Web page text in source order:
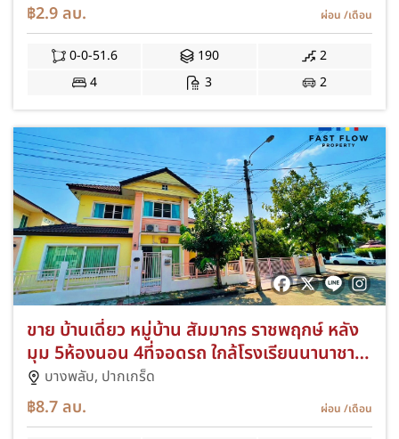
฿2.9ลบ. ผ่อน /เดือน
0-0-51.6 190
2
4
3 2
ขาย บ้านเดี่ยว หมู่บ้าน สัมมากร ราชพฤกษ์ หลัง
มุม 5ห้องนอน 4ที่จอดรถ ใกล้โรงเรียนนานาชาติ
เด่นหล้า DBS
บางพลับ, ปากเกร็ด
฿8.7ลบ. ผ่อน /เดือน